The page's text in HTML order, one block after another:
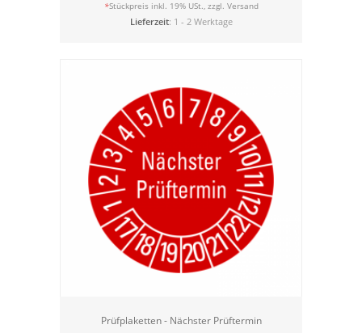
*Stückpreis inkl. 19% USt., zzgl. Versand
Lieferzeit: 1 - 2 Werktage
Prüfplaketten - Nächster Prüftermin